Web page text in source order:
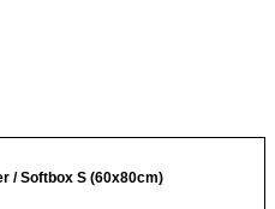
/ Softbox S (60x80cm)